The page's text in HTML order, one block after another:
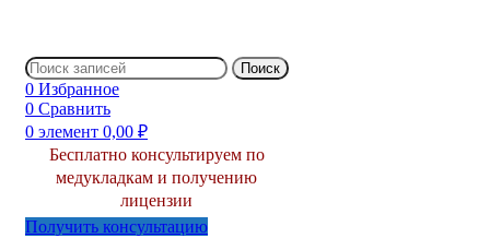
Поиск
0 Избранное
0 Сравнить
0 элемент 0,00 ₽
Бесплатно консультируем по
медукладкам и получению
лицензии
Получить консультацию